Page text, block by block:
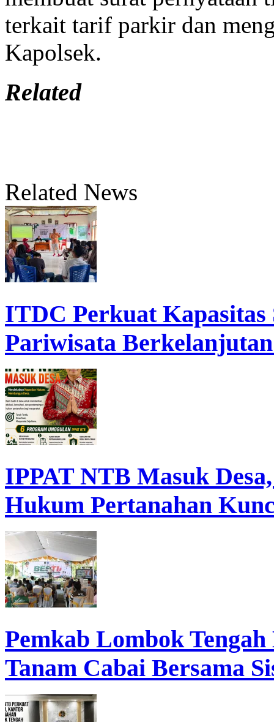
terkait tarif parkir dan
Kapolsek.
Related
Related News
ITDC Perkuat
Pariwisata
IPPAT NTB Masuk
Hukum Pertanahan
Pemkab Lombok
Tanam Cabai Bersama